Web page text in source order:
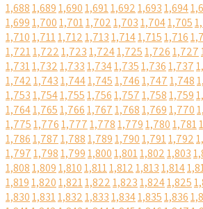
1,6881,6891,6901,6911,6921,6931,694
1,6991,7001,7011,7021,7031,7041,705
1,7101,7111,7121,7131,7141,7151,716
1,7211,7221,7231,7241,7251,7261,727
1,7311,7321,7331,7341,7351,7361,737
1,7421,7431,7441,7451,7461,7471,748
1,7531,7541,7551,7561,7571,7581,759
1,7641,7651,7661,7671,7681,7691,770
1,7751,7761,7771,7781,7791,7801,781
1,7861,7871,7881,7891,7901,7911,792
1,7971,7981,7991,8001,8011,8021,803
1,8081,8091,8101,8111,8121,8131,814
1,8191,8201,8211,8221,8231,8241,825
1,8301,8311,8321,8331,8341,8351,836